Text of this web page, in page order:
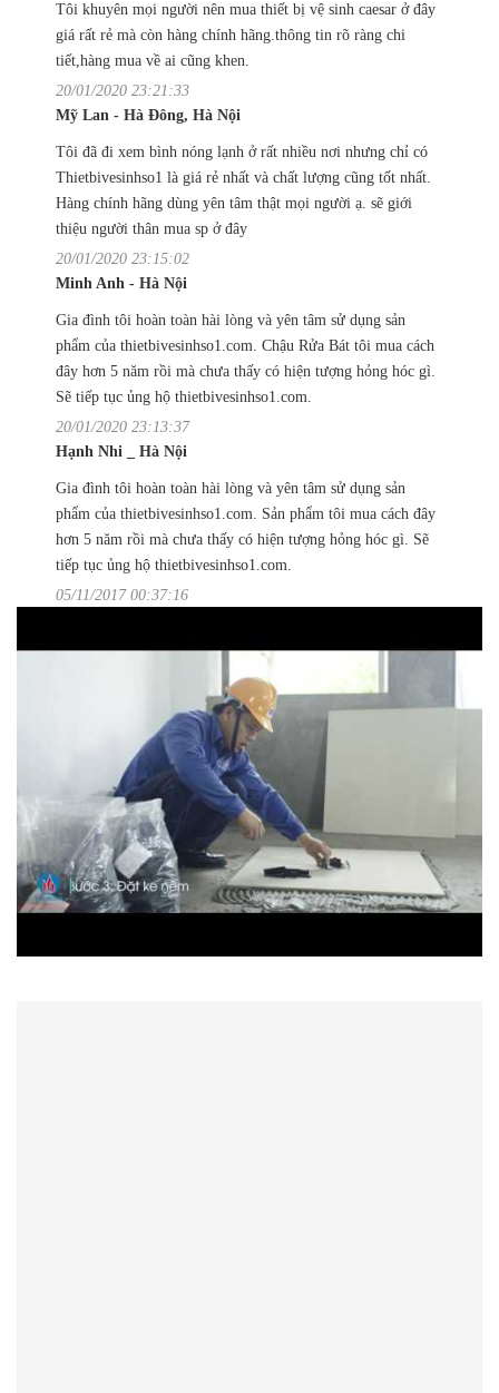
Tôi khuyên mọi người nên mua thiết bị vệ sinh caesar ở đây
giá rất rẻ mà còn hàng chính hãng.thông tin rõ ràng chi
tiết,hàng mua về ai cũng khen.
20/01/2020 23:21:33
Mỹ Lan - Hà Đông, Hà Nội
Tôi đã đi xem bình nóng lạnh ở rất nhiều nơi nhưng chỉ có
Thietbivesinhso1 là giá rẻ nhất và chất lượng cũng tốt nhất.
Hàng chính hãng dùng yên tâm thật mọi người ạ. sẽ giới
thiệu người thân mua sp ở đây
20/01/2020 23:15:02
Minh Anh - Hà Nội
Gia đình tôi hoàn toàn hài lòng và yên tâm sử dụng sản
phẩm của thietbivesinhso1.com. Chậu Rửa Bát tôi mua cách
đây hơn 5 năm rồi mà chưa thấy có hiện tượng hỏng hóc gì.
Sẽ tiếp tục ủng hộ thietbivesinhso1.com.
20/01/2020 23:13:37
Hạnh Nhi _ Hà Nội
Gia đình tôi hoàn toàn hài lòng và yên tâm sử dụng sản
phẩm của thietbivesinhso1.com. Sản phẩm tôi mua cách đây
hơn 5 năm rồi mà chưa thấy có hiện tượng hỏng hóc gì. Sẽ
tiếp tục ủng hộ thietbivesinhso1.com.
05/11/2017 00:37:16